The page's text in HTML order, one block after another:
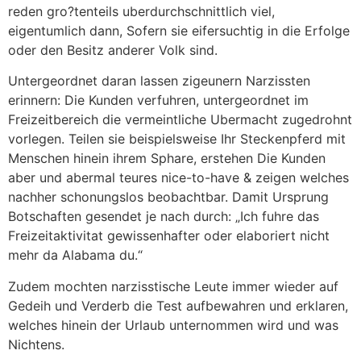
reden gro?tenteils uberdurchschnittlich viel,
eigentumlich dann, Sofern sie eifersuchtig in die Erfolge
oder den Besitz anderer Volk sind.
Untergeordnet daran lassen zigeunern Narzissten
erinnern: Die Kunden verfuhren, untergeordnet im
Freizeitbereich die vermeintliche Ubermacht zugedrohnt
vorlegen. Teilen sie beispielsweise Ihr Steckenpferd mit
Menschen hinein ihrem Sphare, erstehen Die Kunden
aber und abermal teures nice-to-have & zeigen welches
nachher schonungslos beobachtbar. Damit Ursprung
Botschaften gesendet je nach durch: „Ich fuhre das
Freizeitaktivitat gewissenhafter oder elaboriert nicht
mehr da Alabama du.“
Zudem mochten narzisstische Leute immer wieder auf
Gedeih und Verderb die Test aufbewahren und erklaren,
welches hinein der Urlaub unternommen wird und was
Nichtens.